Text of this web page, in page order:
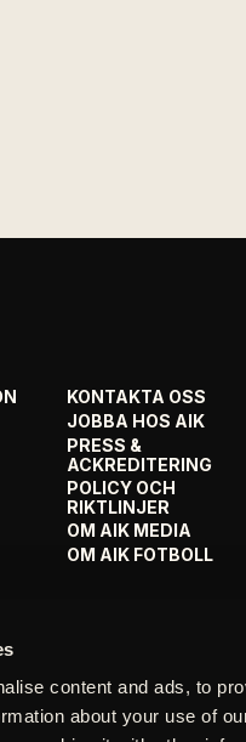
content and ads, to
about your use of
KONTAKTA OSS
JOBBA HOS AIK
PRESS &
ACKREDITERING
POLICY OCH
RIKTLINJER
OM AIK MEDIA
OM AIK FOTBOLL